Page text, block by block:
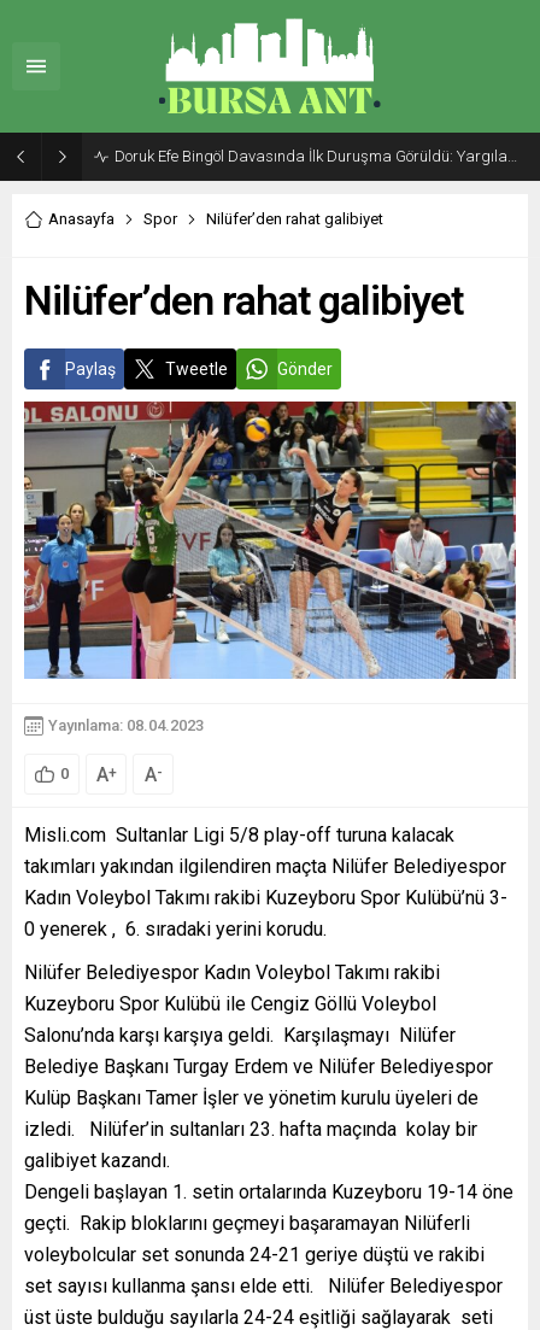
Doruk Efe Bingöl Davasında İlk Duruşma Görüldü: Yargılama 20 Ekim 2026’ya Ertelendi
Anasayfa Spor Nilüfer’den rahat galibiyet
Nilüfer’den rahat galibiyet
Paylaş Tweetle Gönder
Yayınlama: 08.04.2023
0 A+ A-
Misli.com Sultanlar Ligi 5/8 play-off turuna kalacak
takımları yakından ilgilendiren maçta Nilüfer Belediyespor
Kadın Voleybol Takımı rakibi Kuzeyboru Spor Kulübü’nü 3-
0 yenerek , 6. sıradaki yerini korudu.
Nilüfer Belediyespor Kadın Voleybol Takımı rakibi
Kuzeyboru Spor Kulübü ile Cengiz Göllü Voleybol
Salonu’nda karşı karşıya geldi. Karşılaşmayı Nilüfer
Belediye Başkanı Turgay Erdem ve Nilüfer Belediyespor
Kulüp Başkanı Tamer İşler ve yönetim kurulu üyeleri de
izledi. Nilüfer’in sultanları 23. hafta maçında kolay bir
galibiyet kazandı.
Dengeli başlayan 1. setin ortalarında Kuzeyboru 19-14 öne
geçti. Rakip bloklarını geçmeyi başaramayan Nilüferli
voleybolcular set sonunda 24-21 geriye düştü ve rakibi
set sayısı kullanma şansı elde etti. Nilüfer Belediyespor
üst üste bulduğu sayılarla 24-24 eşitliği sağlayarak seti